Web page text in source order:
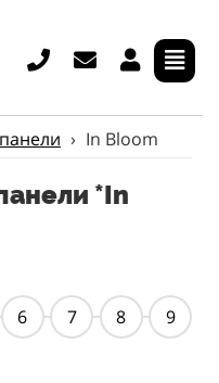
› In Bloom
*In
6 7 8 9